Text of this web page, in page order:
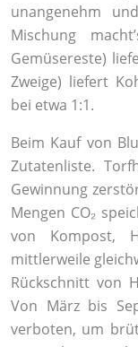
unangenehm
Mischung
Gemüsereste)
Zweige) liefert
bei etwa 1:1.
Beim Kauf von
Zutatenliste.
Gewinnung
Mengen CO₂
von Kompost,
mittlerweile
Rückschnitt von
Von März bis
verboten, um